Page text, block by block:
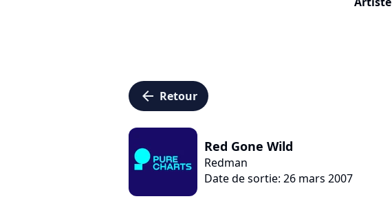
arrow_left Retour
Red Gone Wild
Redman
Date de sortie: 26 mars 2007